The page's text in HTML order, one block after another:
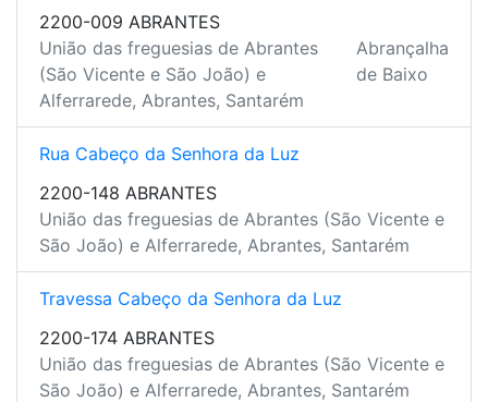
2200-009 ABRANTES
União das freguesias de Abrantes
(São Vicente e São João) e
Alferrarede, Abrantes, Santarém
Abrançalha
de Baixo
Rua Cabeço da Senhora da Luz
2200-148 ABRANTES
União das freguesias de Abrantes (São Vicente e
São João) e Alferrarede, Abrantes, Santarém
Travessa Cabeço da Senhora da Luz
2200-174 ABRANTES
União das freguesias de Abrantes (São Vicente e
São João) e Alferrarede, Abrantes, Santarém